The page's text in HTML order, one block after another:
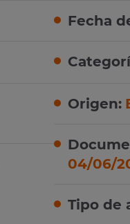
Fecha
Origen:
04/06/
Tipo de